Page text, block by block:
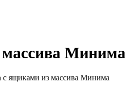
массива Минима
с ящиками из массива Минима